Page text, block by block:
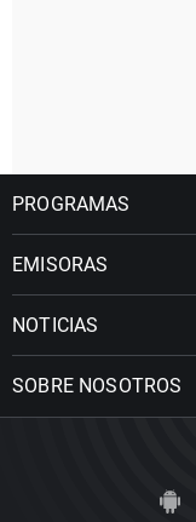
PROGRAMAS
EMISORAS
NOTICIAS
SOBRE NOSOTROS